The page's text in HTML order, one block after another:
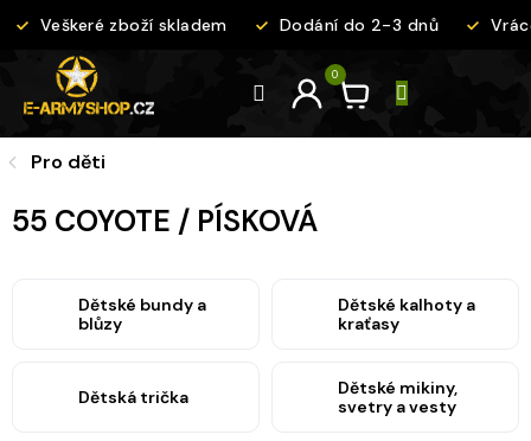
na
Veškeré zboží skladem Dodání do 2-3 dnů
Pro děti
55 COYOTE / PÍSKOVÁ
Dětské bundy a
blůzy
Dětské kalhoty a
kraťasy
Dětská trička
Dětské mikiny,
svetry a vesty